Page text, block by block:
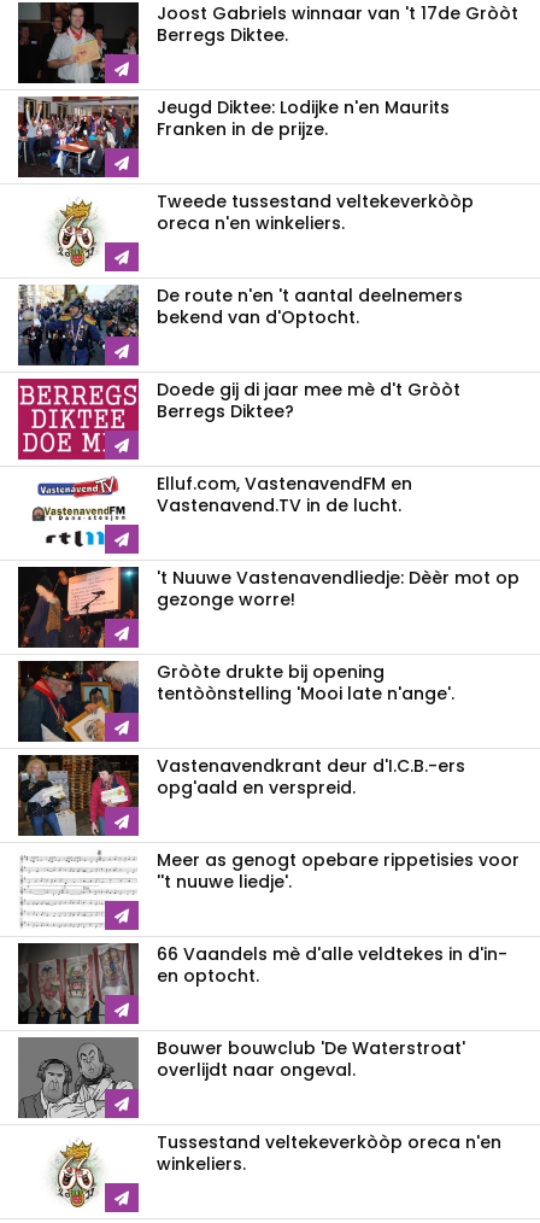
Joost Gabriels winnaar van 't 17de Gròòt
Berregs Diktee.
Jeugd Diktee: Lodijke n'en Maurits
Franken in de prijze.
Tweede tussestand veltekeverkòòp
oreca n'en winkeliers.
De route n'en 't aantal deelnemers
bekend van d'Optocht.
Doede gij di jaar mee mè d't Gròòt
Berregs Diktee?
Elluf.com, VastenavendFM en
Vastenavend.TV in de lucht.
't Nuuwe Vastenavendliedje: Dèèr mot op
gezonge worre!
Gròòte drukte bij opening
tentòònstelling 'Mooi late n'ange'.
Vastenavendkrant deur d'I.C.B.-ers
opg'aald en verspreid.
Meer as genogt opebare rippetisies voor
''t nuuwe liedje'.
66 Vaandels mè d'alle veldtekes in d'in-
en optocht.
Bouwer bouwclub 'De Waterstroat'
overlijdt naar ongeval.
Tussestand veltekeverkòòp oreca n'en
winkeliers.